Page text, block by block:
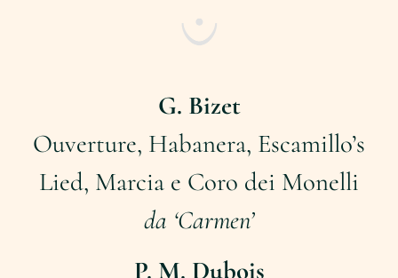
G. Bizet
Ouverture, Habanera, Escamillo’s
Lied, Marcia e Coro dei Monelli
da ‘Carmen’
P. M. Dubois